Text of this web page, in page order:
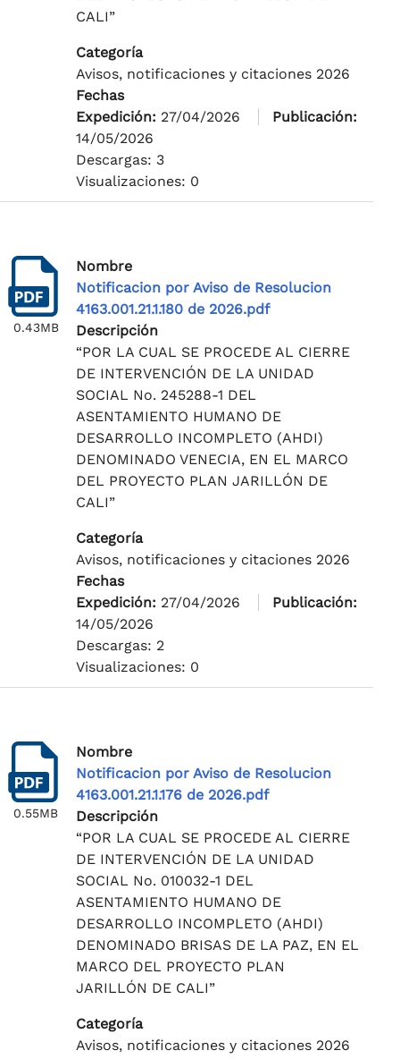
CALI”
Categoría
Avisos, notificaciones y citaciones 2026
Fechas
Expedición: 27/04/2026
Publicación:
14/05/2026
Descargas: 3
Visualizaciones: 0
0.43MB
Nombre
Notificacion por Aviso de Resolucion
4163.001.21.1.180 de 2026.pdf
Descripción
“POR LA CUAL SE PROCEDE AL CIERRE
DE INTERVENCIÓN DE LA UNIDAD
SOCIAL No. 245288-1 DEL
ASENTAMIENTO HUMANO DE
DESARROLLO INCOMPLETO (AHDI)
DENOMINADO VENECIA, EN EL MARCO
DEL PROYECTO PLAN JARILLÓN DE
CALI”
Categoría
Avisos, notificaciones y citaciones 2026
Fechas
Expedición: 27/04/2026
Publicación:
14/05/2026
Descargas: 2
Visualizaciones: 0
0.55MB
Nombre
Notificacion por Aviso de Resolucion
4163.001.21.1.176 de 2026.pdf
Descripción
“POR LA CUAL SE PROCEDE AL CIERRE
DE INTERVENCIÓN DE LA UNIDAD
SOCIAL No. 010032-1 DEL
ASENTAMIENTO HUMANO DE
DESARROLLO INCOMPLETO (AHDI)
DENOMINADO BRISAS DE LA PAZ, EN EL
MARCO DEL PROYECTO PLAN
JARILLÓN DE CALI”
Categoría
Avisos, notificaciones y citaciones 2026